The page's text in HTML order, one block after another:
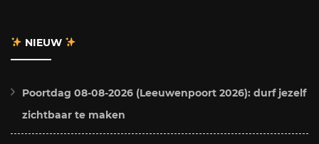
NIEUW
Poortdag 08-08-2026 (Leeuwenpoort 2026): durf jezelf
zichtbaar te maken